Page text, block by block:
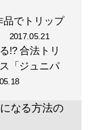
品でトリップ
2017.05.21
!? 合法トリ
「ジュニパ
なる方法の